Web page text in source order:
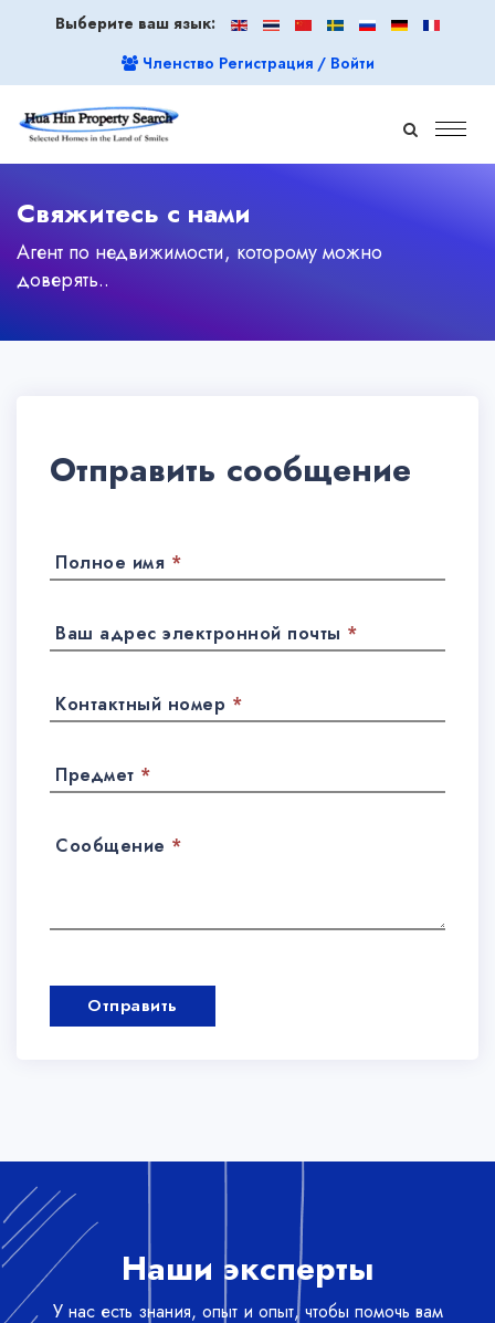
Выберите ваш язык:
Членство Регистрация / Войти
Свяжитесь с нами
Агент по недвижимости, которому можно
доверять..
Отправить сообщение
Полное имя *
Ваш адрес электронной почты *
Контактный номер *
Предмет *
Сообщение *
Отправить
Наши эксперты
У нас есть знания, опыт и опыт, чтобы помочь вам